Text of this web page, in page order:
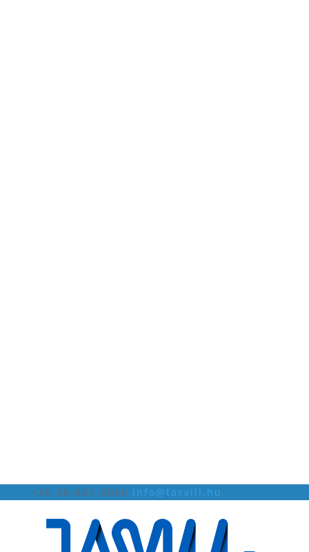
+36-20-461-0060 info@tasvill.hu